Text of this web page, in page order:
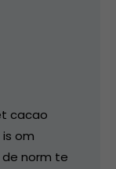
cacao
om
norm te